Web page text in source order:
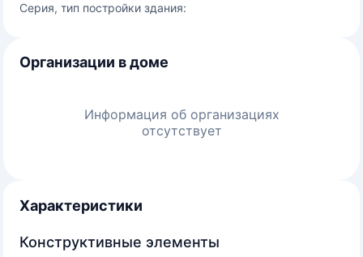
Серия, тип постройки здания:
Организации в доме
Информация об организациях
отсутствует
Характеристики
Конструктивные элементы